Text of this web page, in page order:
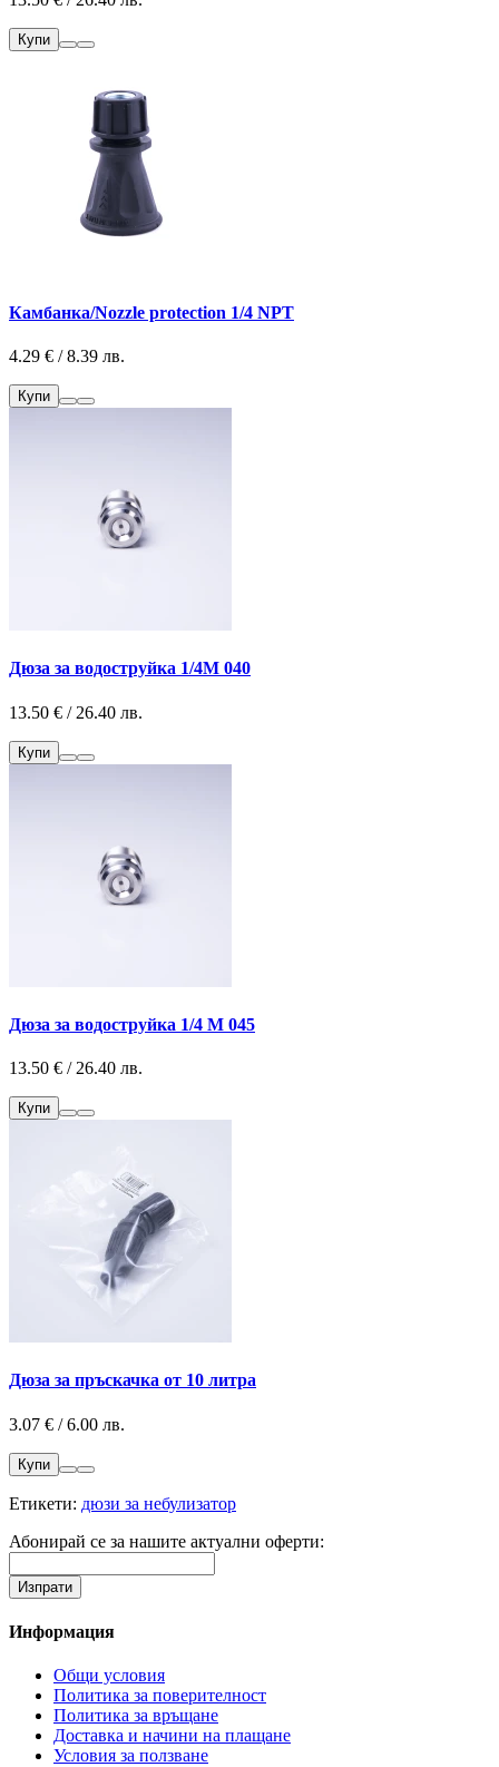
Купи
Камбанка/Nozzle protection 1/4 NPT
4.29 € / 8.39 лв.
Купи
Дюза за водоструйка 1/4М 040
13.50 € / 26.40 лв.
Купи
Дюза за водоструйка 1/4 M 045
13.50 € / 26.40 лв.
Купи
Дюза за пръскачка от 10 литра
3.07 € / 6.00 лв.
Купи
Етикети: дюзи за небулизатор
Абонирай се за нашите актуални оферти:
Информация
Общи условия
Политика за поверителност
Политика за връщане
Доставка и начини на плащане
Условия за ползване